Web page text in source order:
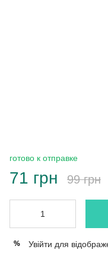
готово к отправке
71 грн 99 грн
% Увійти для